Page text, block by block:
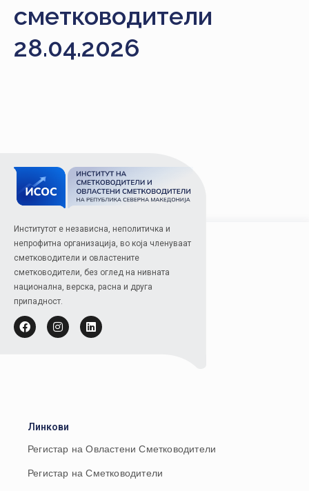
ЧЛЕНОВИ
АЖУРИРАЈ
ПОДАТОЦИ
сметководители
28.04.2026
Институтот е независна, неполитичка и
непрофитна организација, во која членуваат
сметководители и овластените
сметководители, без оглед на нивната
национална, верска, расна и друга
припадност.
Линкови
Регистар на Овластени Сметководители
Регистар на Сметководители